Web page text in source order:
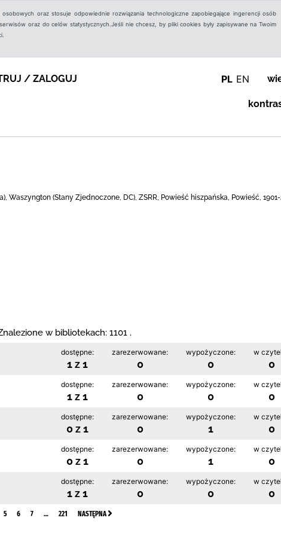
oraz stosuje odpowiednie rozwiązania technologiczne zapobiegające ingerencji osób
oraz do celów statystycznych.Jeśli nie chcesz, by pliki cookies były zapisywane na Twoim
/ ZALOGUJ PL EN
Waszyngton (Stany Zjednoczone, DC), ZSRR, Powieść hiszpańska, Powieść, 1901-
w bibliotekach: 1101 .
dostępne:
1 z 1
zarezerwowane:
0
wypożyczone:
0
w
0
dostępne:
1 z 1
zarezerwowane:
0
wypożyczone:
0
w
0
dostępne:
0 z 1
zarezerwowane:
0
wypożyczone:
1
w
0
dostępne:
0 z 1
zarezerwowane:
0
wypożyczone:
1
w
0
dostępne:
1 z 1
zarezerwowane:
0
wypożyczone:
0
w
0
5 6 7 … 221 NASTĘPNA